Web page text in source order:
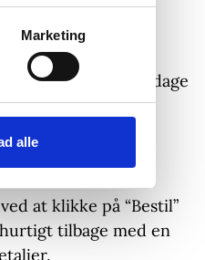
Marketing
alle
3-7 hverdage
at klikke på “Bestil”
tilbage med en